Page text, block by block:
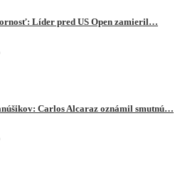
Líder pred US Open zamieril…
Carlos Alcaraz oznámil smutnú…